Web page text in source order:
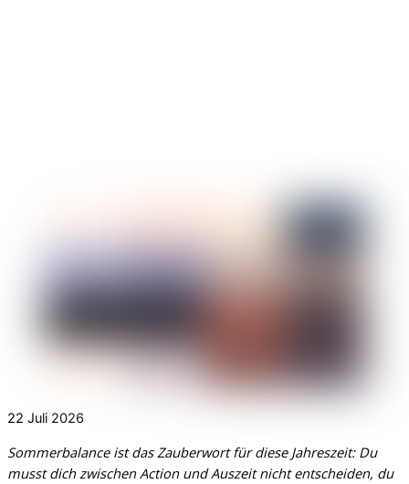
22 Juli 2026
Sommerbalance ist das Zauberwort für diese Jahreszeit: Du
musst dich zwischen Action und Auszeit nicht entscheiden, du